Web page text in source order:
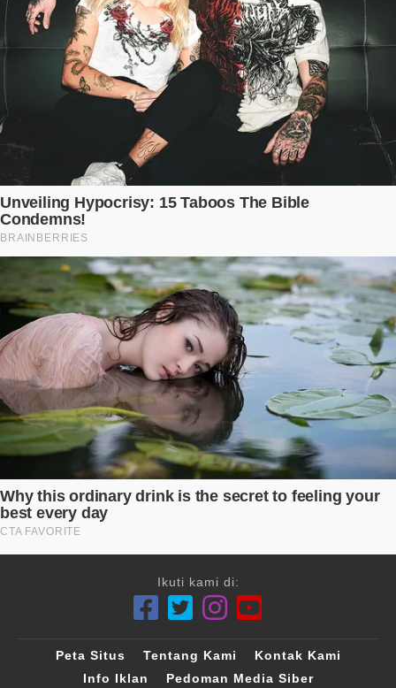
Ikuti kami di:
Peta Situs Tentang Kami
Kontak Kami
Info Iklan
Pedoman Media Siber